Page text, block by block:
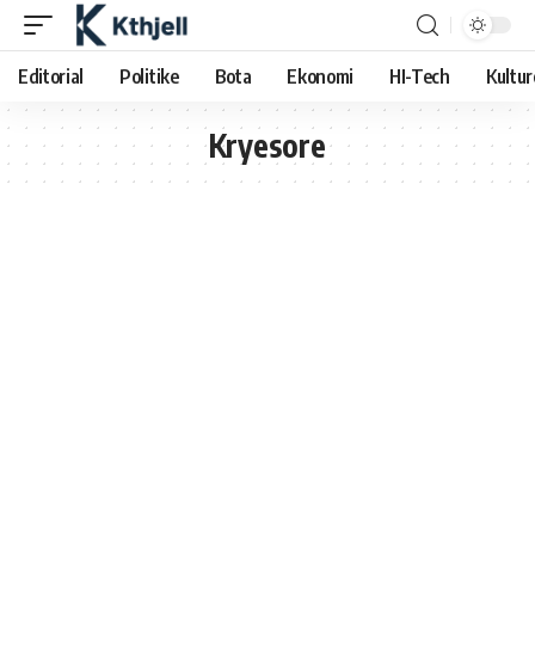
Editorial Politike Bota Ekonomi HI-Tech
Kryesore